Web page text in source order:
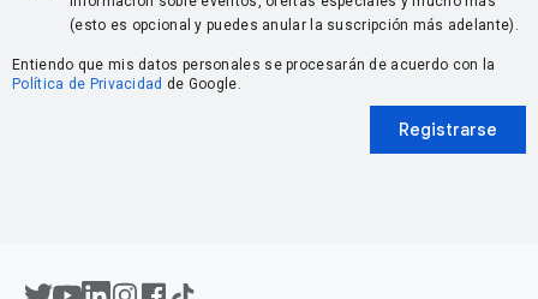
(esto es opcional y puedes anular la suscripción más adelante).
Entiendo que mis datos personales se procesarán de acuerdo con la
Política de Privacidad de Google.
Registrarse